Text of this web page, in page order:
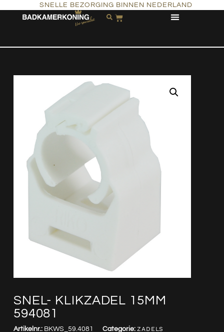
SNELLE BEZORGING BINNEN NEDERLAND
SNEL- KLIKZADEL 15MM
594081
Artikelnr.: BKWS_59.4081 Categorie: ZADELS